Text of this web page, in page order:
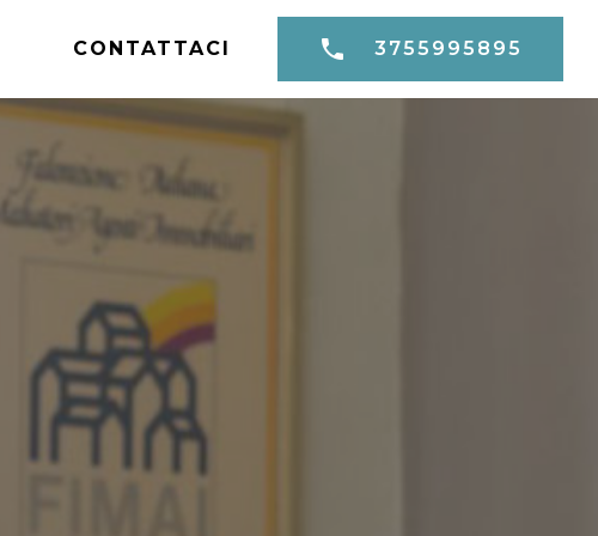
CONTATTACI 3755995895